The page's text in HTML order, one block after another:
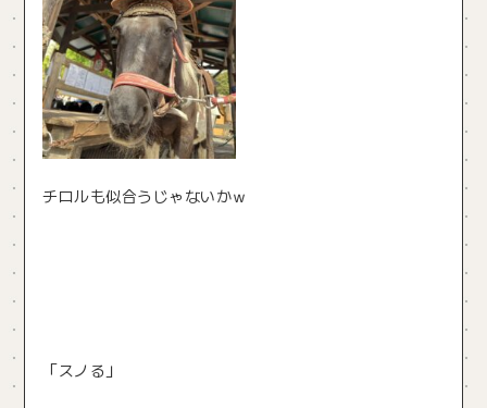
チロルも似合うじゃないかｗ
「スノる」